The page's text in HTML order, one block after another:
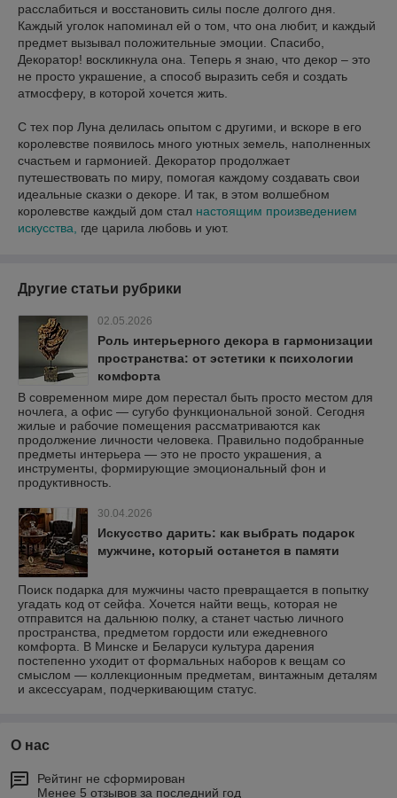
расслабиться и восстановить силы после долгого дня.
Каждый уголок напоминал ей о том, что она любит, и каждый
предмет вызывал положительные эмоции. Спасибо,
Декоратор! воскликнула она. Теперь я знаю, что декор – это
не просто украшение, а способ выразить себя и создать
атмосферу, в которой хочется жить.
С тех пор Луна делилась опытом с другими, и вскоре в его
королевстве появилось много уютных земель, наполненных
счастьем и гармонией. Декоратор продолжает
путешествовать по миру, помогая каждому создавать свои
идеальные сказки о декоре. И так, в этом волшебном
королевстве каждый дом стал настоящим произведением
искусства,
где царила любовь и уют.
Другие статьи рубрики
02.05.2026
Роль интерьерного декора в гармонизации
пространства: от эстетики к психологии
комфорта
В современном мире дом перестал быть просто местом для
ночлега, а офис — сугубо функциональной зоной. Сегодня
жилые и рабочие помещения рассматриваются как
продолжение личности человека. Правильно подобранные
предметы интерьера — это не просто украшения, а
инструменты, формирующие эмоциональный фон и
продуктивность.
30.04.2026
Искусство дарить: как выбрать подарок
мужчине, который останется в памяти
Поиск подарка для мужчины часто превращается в попытку
угадать код от сейфа. Хочется найти вещь, которая не
отправится на дальнюю полку, а станет частью личного
пространства, предметом гордости или ежедневного
комфорта. В Минске и Беларуси культура дарения
постепенно уходит от формальных наборов к вещам со
смыслом — коллекционным предметам, винтажным деталям
и аксессуарам, подчеркивающим статус.
О нас
Рейтинг не сформирован
Менее 5 отзывов за последний год